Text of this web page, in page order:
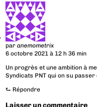
paranemometrix
6 octobre 2021 à 12 h 36 min
Un progrès et une ambition à
Syndicats PNT qui on su
⮑ Répondre